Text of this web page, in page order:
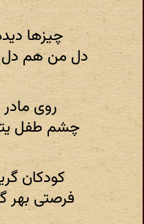
چیزها
دل من هم
روی
چشم طفل
کودکان
فرصتی بهر